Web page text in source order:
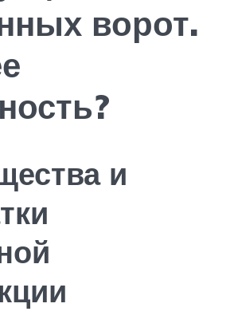
ворот.
и